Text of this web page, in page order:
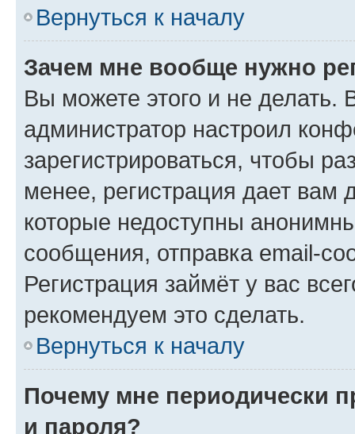
Вернуться к началу
Зачем мне вообще нужно
Вы можете этого и не делать.
администратор настроил
зарегистрироваться, чтобы
менее, регистрация дает вам
которые недоступны
сообщения, отправка email-
Регистрация займёт у вас
рекомендуем это сделать.
Вернуться к началу
Почему мне периодически
и пароля?